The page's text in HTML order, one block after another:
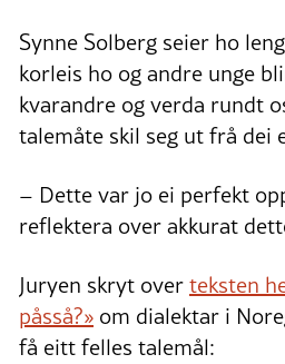
Synne Solberg seier ho
korleis ho og andre unge
kvarandre og verda rundt
talemåte skil seg ut frå dei
– Dette var jo ei perfekt
reflektera over akkurat
Juryen skryt overteksten
påsså?» om dialektar i
få eitt felles talemål: